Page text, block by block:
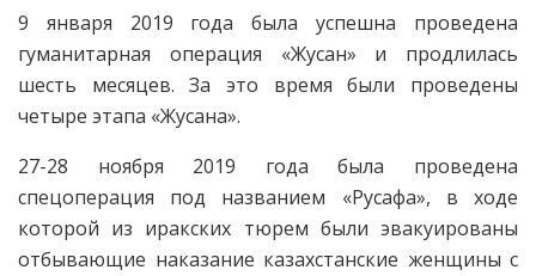
9 января 2019 года была успешна проведена
гуманитарная операция «Жусан» и продлилась
шесть месяцев. За это время были проведены
четыре этапа «Жусана».
27-28 ноября 2019 года была проведена
спецоперация под названием «Русафа», в ходе
которой из иракских тюрем были эвакуированы
отбывающие наказание казахстанские женщины с